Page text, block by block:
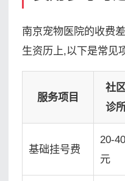
南京宠物医院的收费
生资历上,以下是常见
服务项目
社
诊
基础挂号费
20-40
元